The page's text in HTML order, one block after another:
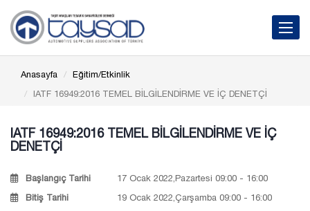
Toggle
Anasayfa
Eğitim/Etkinlik
IATF 16949:2016 TEMEL BİLGİLENDİRME VE İÇ DENETÇİ
IATF 16949:2016 TEMEL BİLGİLENDİRME VE İÇ
DENETÇİ
Başlangıç Tarihi
17 Ocak 2022,Pazartesi 09:00 - 16:00
Bitiş Tarihi
19 Ocak 2022,Çarşamba 09:00 - 16:00